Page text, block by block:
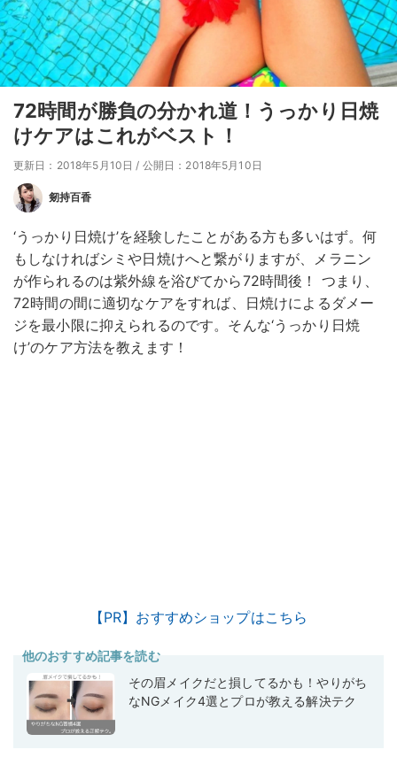
72時間が勝負の分かれ道！うっかり日焼
けケアはこれがベスト！
更新日：2018年5月10日 / 公開日：2018年5月10日
剱持百香
‘うっかり日焼け’を経験したことがある方も多いはず。何
もしなければシミや日焼けへと繋がりますが、メラニン
が作られるのは紫外線を浴びてから72時間後！ つまり、
72時間の間に適切なケアをすれば、日焼けによるダメー
ジを最小限に抑えられるのです。そんな‘うっかり日焼
け’のケア方法を教えます！
【PR】おすすめショップはこちら
他のおすすめ記事を読む
その眉メイクだと損してるかも！やりがち
なNGメイク4選とプロが教える解決テク